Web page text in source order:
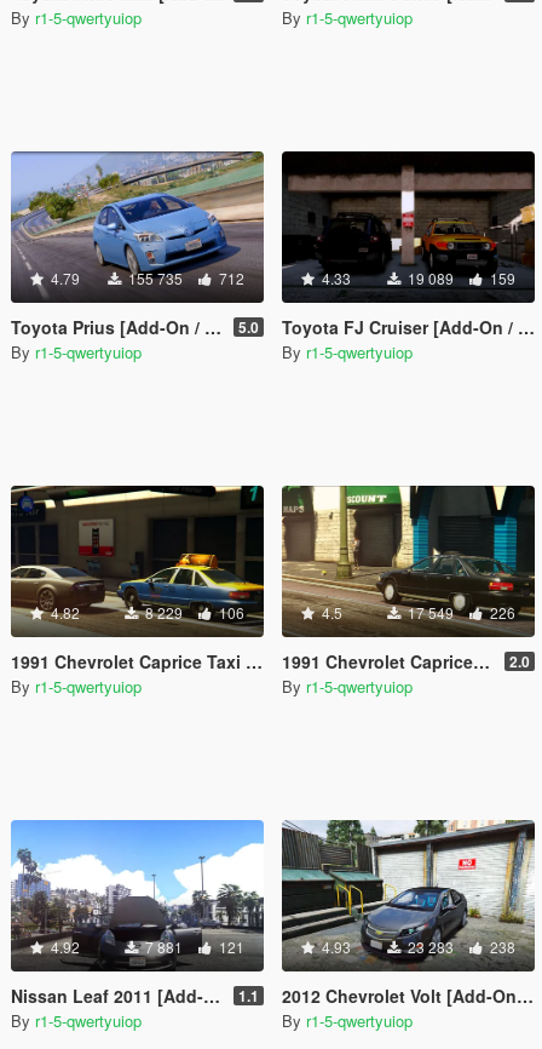
By r1-5-qwertyuiop By r1-5-qwertyuiop
4.79 155 735 712
Toyota Prius [Add-On / Replace | Wipers | Template | Tuning] 5.0
By r1-5-qwertyuiop
4.33 19 089 159
Toyota FJ Cruiser [Add-On / Replace]
By r1-5-qwertyuiop
4.82 8 229 106
1991 Chevrolet Caprice Taxi [Add-On / Replace]
By r1-5-qwertyuiop
4.5 17 549 226
1991 Chevrolet Caprice [Add-On / Replace] 2.0
By r1-5-qwertyuiop
4.92 7 881 121
Nissan Leaf 2011 [Add-On / Replace] 1.1
By r1-5-qwertyuiop
4.93 23 283 238
2012 Chevrolet Volt [Add-On / Replace]
By r1-5-qwertyuiop